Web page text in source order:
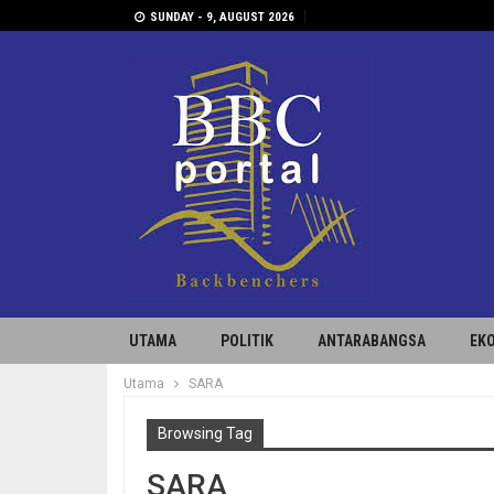
SUNDAY - 9, AUGUST 2026
UTAMA POLITIK ANTARABANGSA
Utama SARA
Browsing Tag
SARA